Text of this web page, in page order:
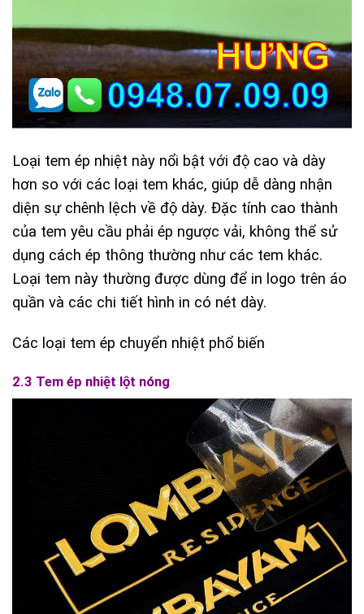
Loại tem ép nhiệt này nổi bật với độ cao và dày
hơn so với các loại tem khác, giúp dễ dàng nhận
diện sự chênh lệch về độ dày. Đặc tính cao thành
của tem yêu cầu phải ép ngược vải, không thể sử
dụng cách ép thông thường như các tem khác.
Loại tem này thường được dùng để in logo trên áo
quần và các chi tiết hình in có nét dày.
Các loại tem ép chuyển nhiệt phổ biến
2.3 Tem ép nhiệt lột nóng